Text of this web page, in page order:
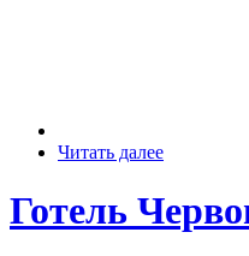
Читать далее
Готель